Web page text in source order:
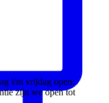
t/m vrijdag open:
zijn we open tot